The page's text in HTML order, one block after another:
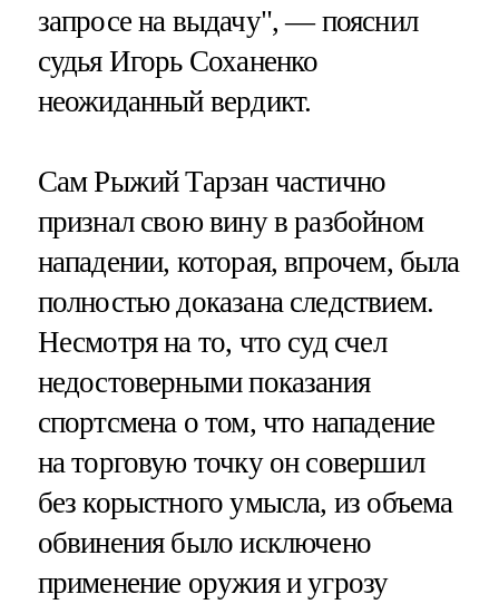
запросе на выдачу", — пояснил
судья Игорь Соханенко
неожиданный вердикт.
Сам Рыжий Тарзан частично
признал свою вину в разбойном
нападении, которая, впрочем, была
полностью доказана следствием.
Несмотря на то, что суд счел
недостоверными показания
спортсмена о том, что нападение
на торговую точку он совершил
без корыстного умысла, из объема
обвинения было исключено
применение оружия и угрозу